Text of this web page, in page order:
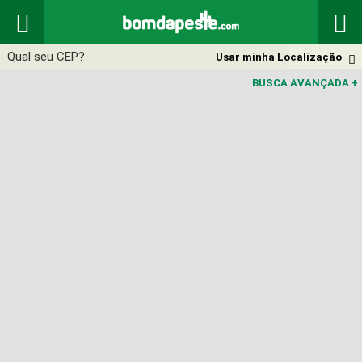
 

Usar minha Localização
BUSCA AVANÇADA +